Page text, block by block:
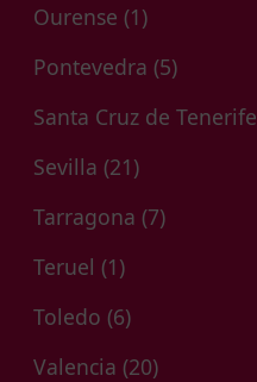
Ourense (1)
Pontevedra (5)
Santa Cruz de Tenerife
Sevilla (21)
Tarragona (7)
Teruel (1)
Toledo (6)
Valencia (20)